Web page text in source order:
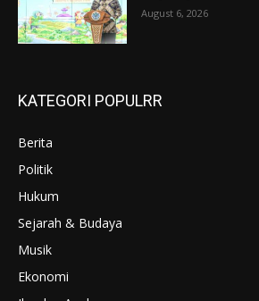
August 6, 2026
KATEGORI POPULRR
Berita
Politik
Hukum
Sejarah & Budaya
Musik
Ekonomi